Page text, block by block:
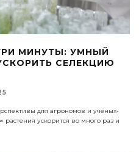
МИНУТЫ: УМНЫЙ
СЕЛЕКЦИЮ
для агрономов и учёных-
растения ускорится во много раз и